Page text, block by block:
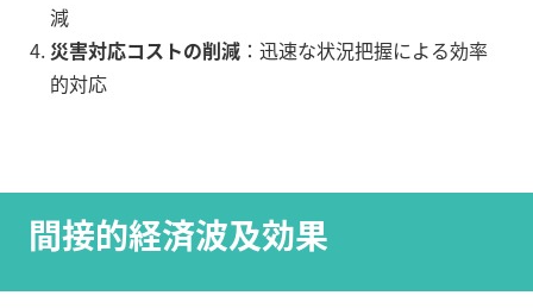
減
災害対応コストの削減 ：迅速な状況把握による効率
的対応
間接的経済波及効果